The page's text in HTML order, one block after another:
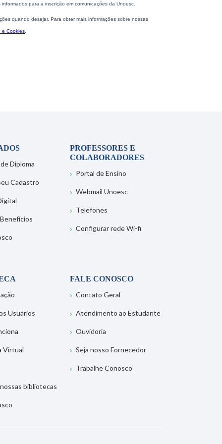
Diploma
Cadastro
PROFESSORES E
COLABORADORES
Portal de Ensino
Webmail Unoesc
Telefones
Configurar rede Wi-fi
Usuários
Virtual
bibliotecas
FALE CONOSCO
Contato Geral
Atendimento ao Estudante
Ouvidoria
Seja nosso Fornecedor
Trabalhe Conosco